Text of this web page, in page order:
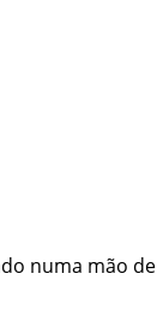
numa mão de